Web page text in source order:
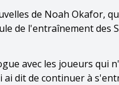
de Noah Okafor,
de l'entraînement des
avec les joueurs qui
ai dit de continuer à